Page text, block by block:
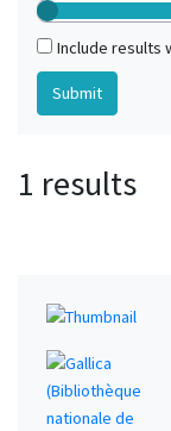
Include results
1 results